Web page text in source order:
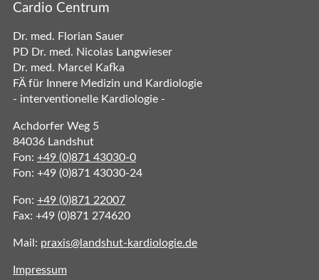
Cardio Centrum
Dr. med. Florian Sauer
PD Dr. med. Nicolas Langwieser
Dr. med. Marcel Kafka
FÄ für Innere Medizin und Kardiologie
- interventionelle Kardiologie -
Achdorfer Weg 5
84036 Landshut
Fon: +49 (0)871 43030-0
Fon: +49 (0)871 43030-24
Fon: +49 (0)871 22007
Fax: +49 (0)871 274620
Mail: praxis@landshut-kardiologie.de
Impressum